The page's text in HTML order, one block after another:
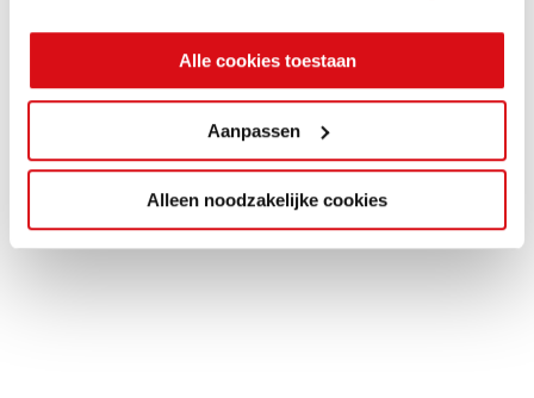
Alle cookies toestaan
Aanpassen
Alleen noodzakelijke cookies